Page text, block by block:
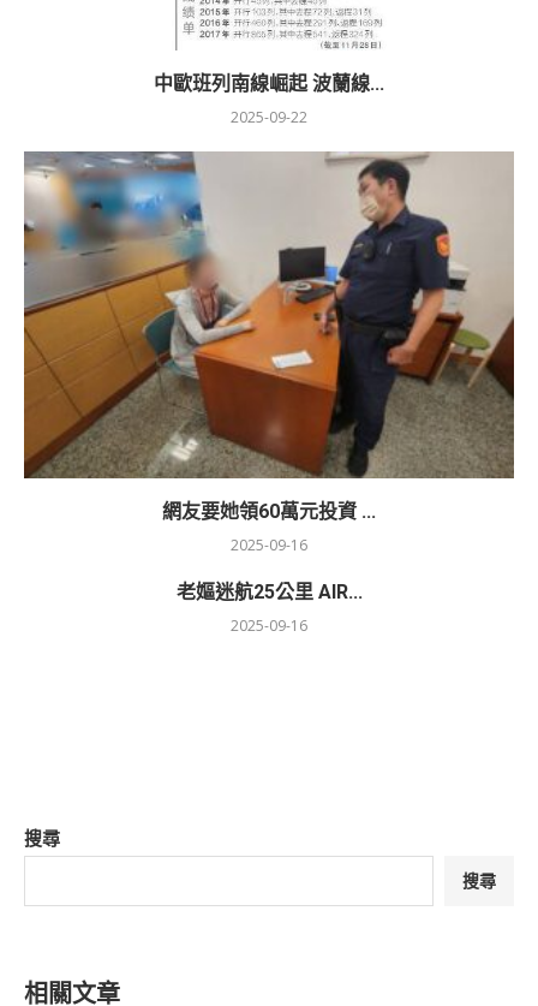
中歐班列南線崛起 波蘭線...
2025-09-22
網友要她領60萬元投資 ...
2025-09-16
老嫗迷航25公里 AIR...
2025-09-16
搜尋
搜尋
相關文章